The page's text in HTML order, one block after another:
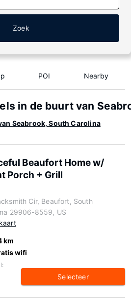
Zoek
POI Nearby
in de buurt van
Seabrook, South Carolina
Beaufort Home w/
Porch + Grill
Cir, Beaufort, South
29906-8559, US
km
wifi
Selecteer